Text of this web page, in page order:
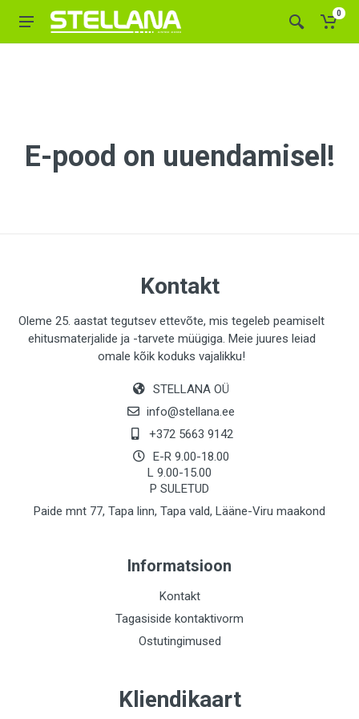
0
E-pood on uuendamisel!
Kontakt
Oleme 25. aastat tegutsev ettevõte, mis tegeleb peamiselt
ehitusmaterjalide ja -tarvete müügiga. Meie juures leiad
omale kõik koduks vajalikku!
STELLANA OÜ
info@stellana.ee
+372 5663 9142
E-R 9.00-18.00
L 9.00-15.00
P SULETUD
Paide mnt 77, Tapa linn, Tapa vald, Lääne-Viru maakond
Informatsioon
Kontakt
Tagasiside kontaktivorm
Ostutingimused
Kliendikaart